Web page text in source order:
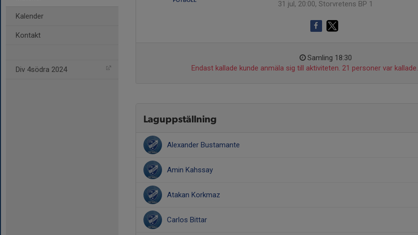
Kalender
Kontakt
Div 4södra 2024
31 jul, 20:00, Storvretens BP 1
Samling 18:30
Endast kallade kunde anmäla sig till aktiviteten. 21 personer var kallade.
Laguppställning
Alexander Bustamante
Amin Kahssay
Atakan Korkmaz
Carlos Bittar